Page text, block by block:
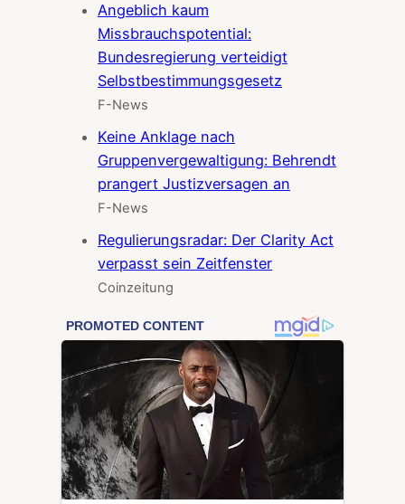
Angeblich kaum
Missbrauchspotential:
Bundesregierung verteidigt
Selbstbestimmungsgesetz
F-News
Keine Anklage nach
Gruppenvergewaltigung: Behrendt
prangert Justizversagen an
F-News
Regulierungsradar: Der Clarity Act
verpasst sein Zeitfenster
Coinzeitung